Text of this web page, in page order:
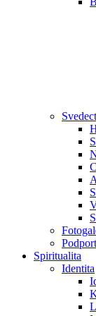
Spiritualita
Identita